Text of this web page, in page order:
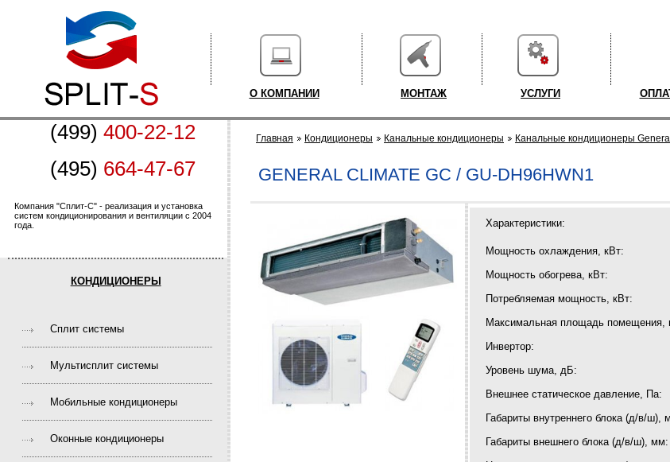
О КОМПАНИИ МОНТАЖ УСЛУГИ
(499) 400-22-12
(495) 664-47-67
Компания "Сплит-С" - реализация и установка
систем кондиционирования и вентиляции с 2004
года.
КОНДИЦИОНЕРЫ
Cплит системы
Мультисплит системы
Мобильные кондиционеры
Оконные кондиционеры
Главная Кондиционеры Канальные кондиционеры Канальные кондиционеры
GENERAL CLIMATE GC / GU-DH96HWN1
Характеристики:
Мощность охлаждения, кВт:
Мощность обогрева, кВт:
Потребляемая мощность, кВт:
Максимальная площадь помещения,
Инвертор:
Уровень шума, дБ:
Внешнее статическое давление, Па:
Габариты внутреннего блока (д/в/ш),
Габариты внешнего блока (д/в/ш), мм: